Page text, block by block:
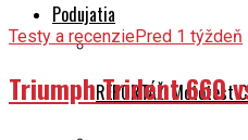
Podujatia
REPORTÁŽ:
Testy a recenziePred 1 týždeň
Triumph Trident 660